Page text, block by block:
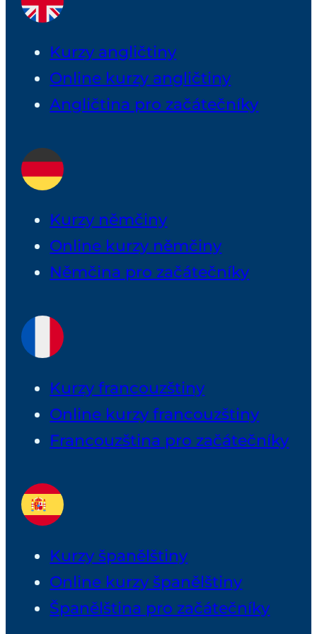
Kurzy angličtiny
Online kurzy angličtiny
Angličtina pro začátečníky
Kurzy němčiny
Online kurzy němčiny
Němčina pro začátečníky
Kurzy francouzštiny
Online kurzy francouzštiny
Francouzština pro začátečníky
Kurzy španělštiny
Online kurzy španělštiny
Španělština pro začátečníky